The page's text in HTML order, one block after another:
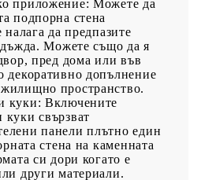
приложение: Можете да
подпорна стена
налага да предпазите
дъжда. Можете също да я
пред дома или във
декоративно допълнение
пространство.
куки: Включените
свързват
панели плътно един
стена на каменната
си дори когато е
други материали.